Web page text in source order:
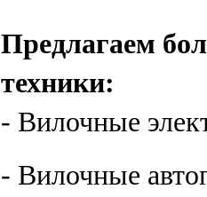
Предлагаем
техники:
- Вилочные
- Вилочные